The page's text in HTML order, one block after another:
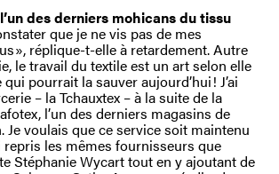
des derniers mohicans du tissu
que je ne vis pas de mes
», réplique-t-elle à retardement. Autre
le travail du textile est un art selon elle
qui pourrait la sauver aujourd’hui ! J’ai
– la Tchauxtex – à la suite de la
l’un des derniers magasins de
Je voulais que ce service soit maintenu
repris les mêmes fournisseurs que
Stéphanie Wycart tout en y ajoutant de